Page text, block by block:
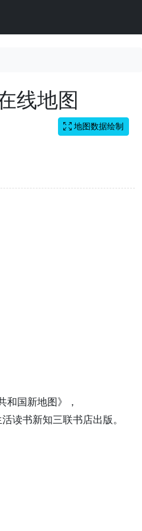
线地图
地图数据绘制
和国新地图》，
读书新知三联书店出版。